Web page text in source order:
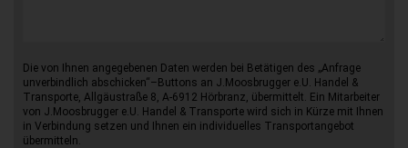
Die von Ihnen angegebenen Daten werden bei Betätigen des „Anfrage
unverbindlich abschicken“–Buttons an J.Moosbrugger e.U. Handel &
Transporte, Allgäustraße 8, A-6912 Hörbranz, übermittelt. Ein Mitarbeiter
von J.Moosbrugger e.U. Handel & Transporte wird sich in Kürze mit Ihnen
in Verbindung setzen und Ihnen ein individuelles Transportangebot
übermitteln.